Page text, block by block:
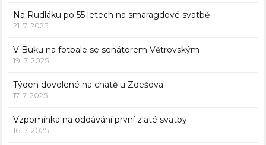
Na Rudláku po 55 letech na smaragdové svatbě
21. 7. 2025
V Buku na fotbale se senátorem Větrovským
19. 7. 2025
Týden dovolené na chatě u Zdešova
17. 7. 2025
Vzpomínka na oddávání první zlaté svatby
16. 7. 2025